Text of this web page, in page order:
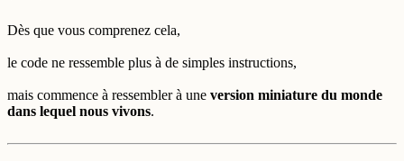
Dès que vous comprenez cela,
le code ne ressemble plus à de simples instructions,
mais commence à ressembler à une version miniature du monde
dans lequel nous vivons.